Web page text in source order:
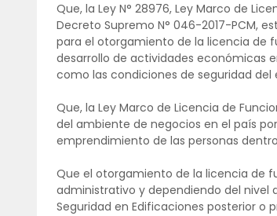
Que, la Ley N° 28976, Ley Marco de
Decreto Supremo N° 046-2017-PCM,
para el otorgamiento de la licencia de
desarrollo de actividades económicas
como las condiciones de seguridad
Que, la Ley Marco de Licencia de
del ambiente de negocios en el país
emprendimiento de las personas
Que el otorgamiento de la licencia de
administrativo y dependiendo del nivel
Seguridad en Edificaciones posterior